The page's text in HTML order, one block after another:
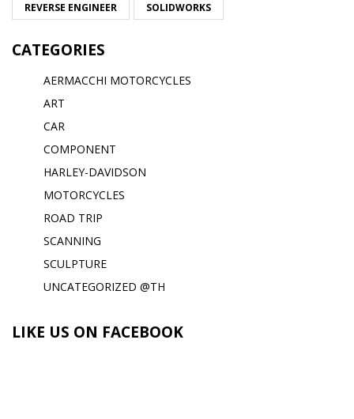
REVERSE ENGINEER SOLIDWORKS
CATEGORIES
AERMACCHI MOTORCYCLES
ART
CAR
COMPONENT
HARLEY-DAVIDSON
MOTORCYCLES
ROAD TRIP
SCANNING
SCULPTURE
UNCATEGORIZED @TH
LIKE US ON FACEBOOK